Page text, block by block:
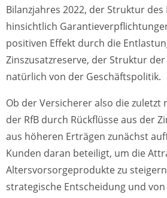
Bilanzjahres 2022, der Struktur des
hinsichtlich
positiven Effekt durch die
Zinszusatzreserve, der Struktur
natürlich von der Geschäftspolitik.
Ob der Versicherer also die zuletzt
der RfB durch Rückflüsse aus der
aus höheren Erträgen zunächst
Kunden daran beteiligt, um die
Altersvorsorgeprodukte zu
strategische Entscheidung und